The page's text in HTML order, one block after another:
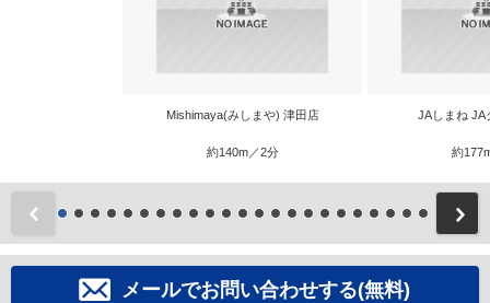
Mishimaya(みしまや) 津田店
約140m／2分
JAしまね JA
約
前
メールでお問い合わせする(無料)